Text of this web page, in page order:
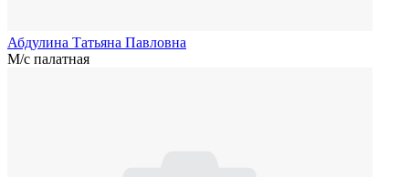
Абдулина Татьяна Павловна
М/с палатная